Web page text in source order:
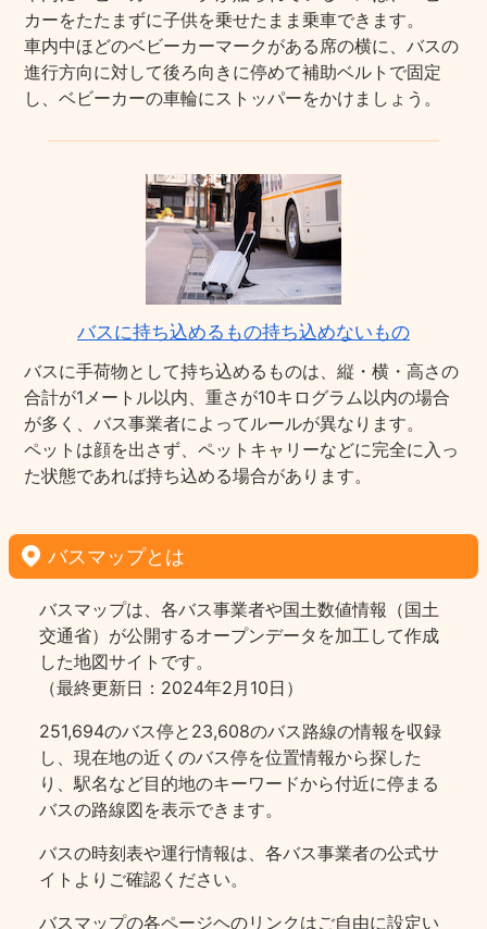
カーをたたまずに子供を乗せたまま乗車できます。
車内中ほどのベビーカーマークがある席の横に、バスの
進行方向に対して後ろ向きに停めて補助ベルトで固定
し、ベビーカーの車輪にストッパーをかけましょう。
バスに持ち込めるもの持ち込めないもの
バスに手荷物として持ち込めるものは、縦・横・高さの
合計が1メートル以内、重さが10キログラム以内の場合
が多く、バス事業者によってルールが異なります。
ペットは顔を出さず、ペットキャリーなどに完全に入っ
た状態であれば持ち込める場合があります。
バスマップとは
バスマップは、各バス事業者や国土数値情報（国土
交通省）が公開するオープンデータを加工して作成
した地図サイトです。
（最終更新日：2024年2月10日）
251,694のバス停と23,608のバス路線の情報を収録
し、現在地の近くのバス停を位置情報から探した
り、駅名など目的地のキーワードから付近に停まる
バスの路線図を表示できます。
バスの時刻表や運行情報は、各バス事業者の公式サ
イトよりご確認ください。
バスマップの各ページヘのリンクはご自由に設定い